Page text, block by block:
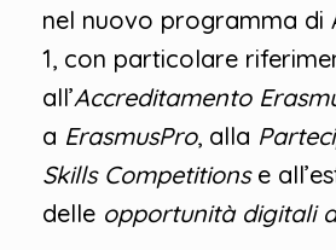
nel nuovo programma di
1, con particolare
all’Accreditamento
a ErasmusPro, alla
Skills Competitionse
delle opportunità digitali